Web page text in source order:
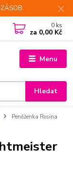
Menu
Hledat
0 ks
za 0,00 Kč
Peněženka Rosina